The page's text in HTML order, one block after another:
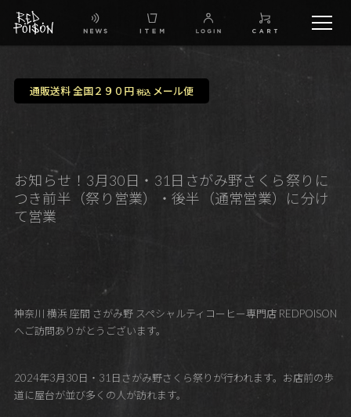
FB
通販送料 全国２９０円 税込メール便
お知らせ！3月30日・31日さがみ野さくら祭りに
つき前半（祭り営業）・後半（通常営業）に分け
て営業
神奈川 横浜 座間 さがみ野 スペシャルティコーヒー専門店 REDPOISON
へご訪問ありがとうございます。
2024年3月30日・31日さがみ野さくら祭りが行われます。お店前の歩
道に屋台が並び多くの人が訪れます。